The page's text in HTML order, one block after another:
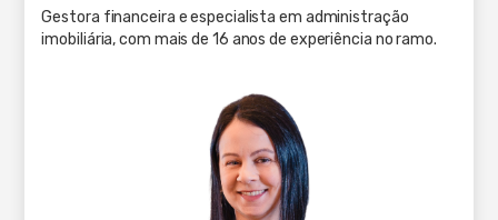
Gestora financeira e especialista em administração
imobiliária, com mais de 16 anos de experiência no ramo.